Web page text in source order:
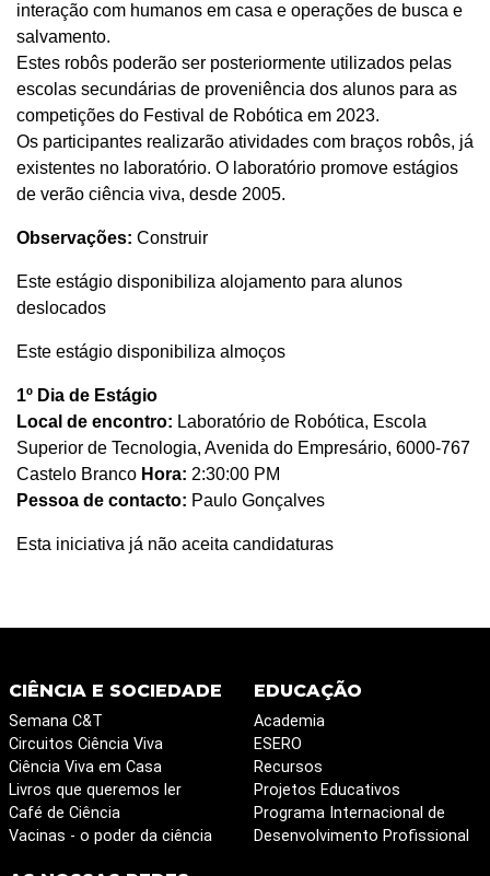
interação com humanos em casa e operações de busca e
salvamento.
Estes robôs poderão ser posteriormente utilizados pelas
escolas secundárias de proveniência dos alunos para as
competições do Festival de Robótica em 2023.
Os participantes realizarão atividades com braços robôs, já
existentes no laboratório. O laboratório promove estágios
de verão ciência viva, desde 2005.
Observações: Construir
Este estágio disponibiliza alojamento para alunos
deslocados
Este estágio disponibiliza almoços
1º Dia de Estágio
Local de encontro: Laboratório de Robótica, Escola
Superior de Tecnologia, Avenida do Empresário, 6000-767
Castelo Branco Hora: 2:30:00 PM
Pessoa de contacto: Paulo Gonçalves
Esta iniciativa já não aceita candidaturas
CIÊNCIA E SOCIEDADE
Semana C&T
Circuitos Ciência Viva
Ciência Viva em Casa
Livros que queremos ler
Café de Ciência
Vacinas - o poder da ciência
EDUCAÇÃO
Academia
ESERO
Recursos
Projetos Educativos
Programa Internacional de
Desenvolvimento Profissional